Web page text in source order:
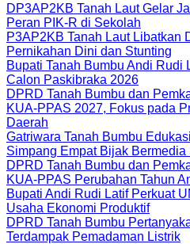
DP3AP2KB Tanah Laut Gelar
Peran PIK-R di Sekolah
P3AP2KB Tanah Laut Libatkan
Pernikahan Dini dan Stunting
Bupati Tanah Bumbu Andi Rudi
Calon Paskibraka 2026
DPRD Tanah Bumbu dan
KUA-PPAS 2027, Fokus pada
Daerah
Gatriwara Tanah Bumbu
Simpang Empat Bijak Bermedia
DPRD Tanah Bumbu dan
KUA-PPAS Perubahan Tahun
Bupati Andi Rudi Latif Perkuat
Usaha Ekonomi Produktif
DPRD Tanah Bumbu
Terdampak Pemadaman Listrik